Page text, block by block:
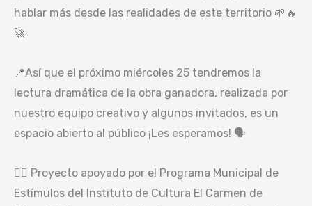
hablar más desde las realidades de este territorio 🌱🔥
🚀
📍Así que el próximo miércoles 25 tendremos la
lectura dramática de la obra ganadora, realizada por
nuestro equipo creativo y algunos invitados, es un
espacio abierto al público ¡Les esperamos! 🗣
👉🏻 Proyecto apoyado por el Programa Municipal de
Estímulos del Instituto de Cultura El Carmen de